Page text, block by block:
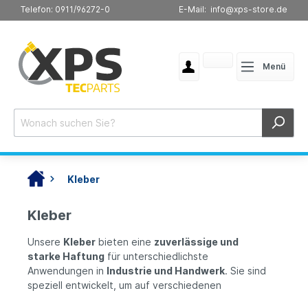
Telefon: 0911/96272-0 E-Mail: info@xps-store.de
Menü
Kleber
Kleber
Unsere Kleber bieten eine zuverlässige und
starke Haftung für unterschiedlichste
Anwendungen in Industrie und Handwerk. Sie sind
speziell entwickelt, um auf verschiedenen